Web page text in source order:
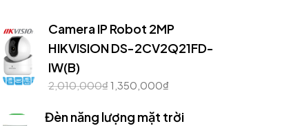
Camera IP Robot 2MP
HIKVISION DS-2CV2Q21FD-
IW(B)
2,010,000₫1,350,000₫
Đèn năng lượng mặt trời